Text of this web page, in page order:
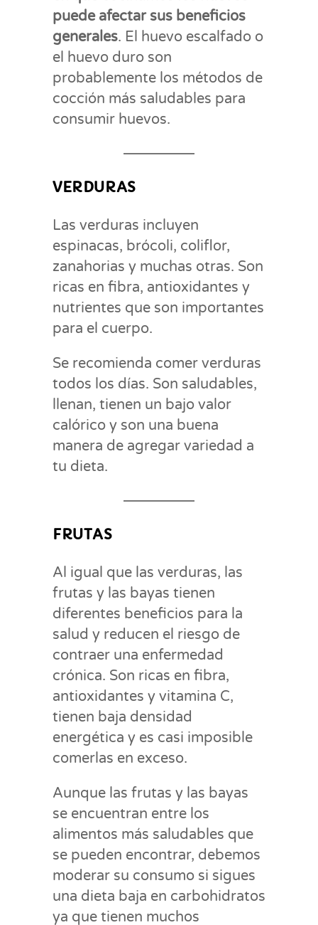
puede afectar sus beneficios
generales. El huevo escalfado o
el huevo duro son
probablemente los métodos de
cocción más saludables para
consumir huevos.
VERDURAS
Las verduras incluyen
espinacas, brócoli, coliflor,
zanahorias y muchas otras. Son
ricas en fibra, antioxidantes y
nutrientes que son importantes
para el cuerpo.
Se recomienda comer verduras
todos los días. Son saludables,
llenan, tienen un bajo valor
calórico y son una buena
manera de agregar variedad a
tu dieta.
FRUTAS
Al igual que las verduras, las
frutas y las bayas tienen
diferentes beneficios para la
salud y reducen el riesgo de
contraer una enfermedad
crónica. Son ricas en fibra,
antioxidantes y vitamina C,
tienen baja densidad
energética y es casi imposible
comerlas en exceso.
Aunque las frutas y las bayas
se encuentran entre los
alimentos más saludables que
se pueden encontrar, debemos
moderar su consumo si sigues
una dieta baja en carbohidratos
ya que tienen muchos